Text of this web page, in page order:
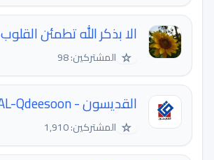
الا بذكر الله تطمئن القلوب
☆ المشتركين: 98
القديسون - AL-Qdeesoon
☆ المشتركين: 1,910